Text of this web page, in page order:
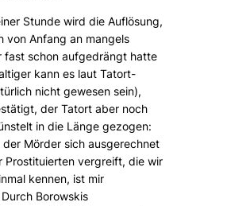
Stunde wird die Auflösung,
von Anfang an mangels
fast schon aufgedrängt hatte
kann es laut Tatort-
nicht gewesen sein),
der Tatort aber noch
in die Länge gezogen:
der Mörder sich ausgerechnet
Prostituierten vergreift, die wir
kennen, ist mir
Borowskis